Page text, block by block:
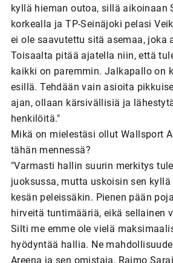
kyllä hieman outoa, sillä aikoinaan
korkealla ja TP-Seinäjoki pelasi
ei ole saavutettu sitä asemaa, joka
Toisaalta pitää ajatella niin, että
kaikki on paremmin. Jalkapallo on
esillä. Tehdään vain asioita
ajan, ollaan kärsivällisiä ja
henkilöitä."
Mikä on mielestäsi ollut Wallsport
tähän mennessä?
"Varmasti hallin suurin merkitys
juoksussa, mutta uskoisin sen
kesän peleissäkin. Pienen pään
hirveitä tuntimääriä, eikä sellainen
Silti me emme ole vielä
hyödyntää hallia. Ne
Areena ja sen omistaja, Raimo